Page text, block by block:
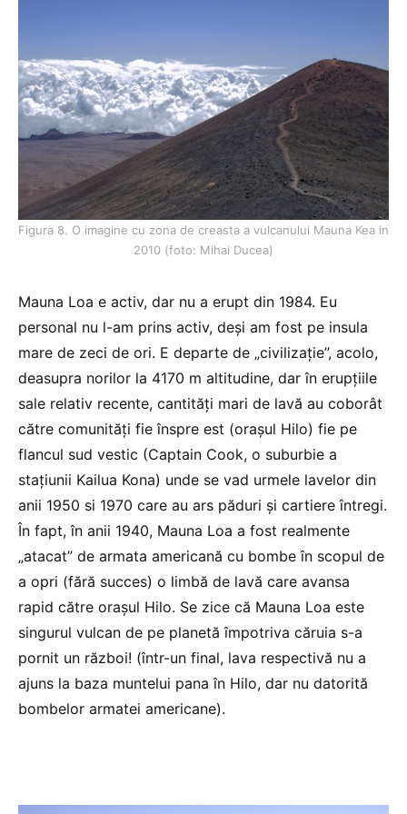
Figura 8. O imagine cu zona de creasta a vulcanului Mauna Kea in
2010 (foto: Mihai Ducea)
Mauna Loa e activ, dar nu a erupt din 1984. Eu
personal nu l-am prins activ, deși am fost pe insula
mare de zeci de ori. E departe de „civilizație”, acolo,
deasupra norilor la 4170 m altitudine, dar în erupțiile
sale relativ recente, cantități mari de lavă au coborât
către comunități fie înspre est (orașul Hilo) fie pe
flancul sud vestic (Captain Cook, o suburbie a
stațiunii Kailua Kona) unde se vad urmele lavelor din
anii 1950 si 1970 care au ars păduri și cartiere întregi.
În fapt, în anii 1940, Mauna Loa a fost realmente
„atacat” de armata americană cu bombe în scopul de
a opri (fără succes) o limbă de lavă care avansa
rapid către orașul Hilo. Se zice că Mauna Loa este
singurul vulcan de pe planetă împotriva căruia s-a
pornit un război! (într-un final, lava respectivă nu a
ajuns la baza muntelui pana în Hilo, dar nu datorită
bombelor armatei americane).